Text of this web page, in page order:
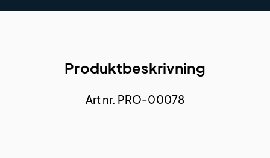
Produktbeskrivning
Art nr. PRO-00078